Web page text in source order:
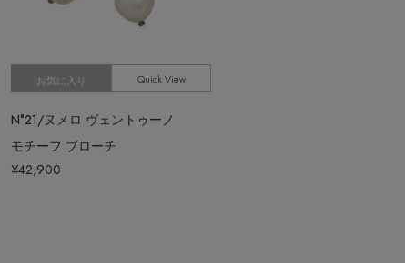
お気に入り Quick View
N°21/ヌメロ ヴェントゥーノ
モチーフ ブローチ
¥42,900